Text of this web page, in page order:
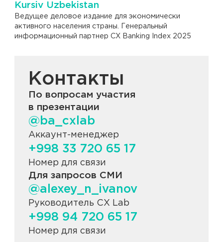
Kursiv Uzbekistan
Ведущее деловое издание для экономически
активного населения страны. Генеральный
информационный партнер CX Banking Index 2025
Контакты
По вопросам участия
в презентации
@ba_cxlab
Аккаунт-менеджер
+998 33 720 65 17
Номер для связи
Для запросов СМИ
@alexey_n_ivanov
Руководитель CX Lab
+998 94 720 65 17
Номер для связи